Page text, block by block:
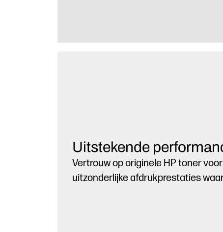
Uitstekende
Vertrouw op originele HP toner
uitzonderlijke afdrukprestaties